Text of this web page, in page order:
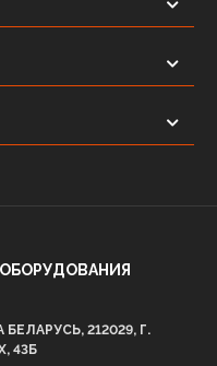
212029, Г.
43Б